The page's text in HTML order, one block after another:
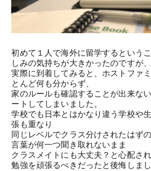
初めて１人で海外に留学するという
しみの気持ちが大きかったのですが、
実際に到着してみると、ホストファ
とんど何も分からず、
家のルールも確認することが出来な
ートしてしまいました。
学校でも日本とはかなり違う学校や
張も重なり
同じレベルでクラス分けされたはず
言葉が何一つ聞き取れないまま
クラスメイトにも大丈夫？と心配さ
勉強を頑張るべきだったと後悔しまし